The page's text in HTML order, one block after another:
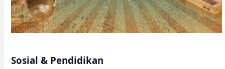
Sosial & Pendidikan